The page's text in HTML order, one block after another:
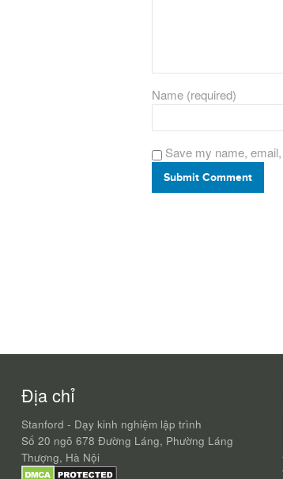
Name (required)
Save my name,
Submit Comment
Địa chỉ
Stanford - Dạy kinh nghiệm lập trình
Số 20 ngõ 678 Đường Láng, Phường Láng
Thượng, Hà Nội